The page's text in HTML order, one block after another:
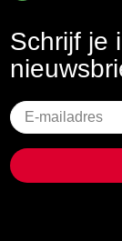
Schrijf je
Geen
titel